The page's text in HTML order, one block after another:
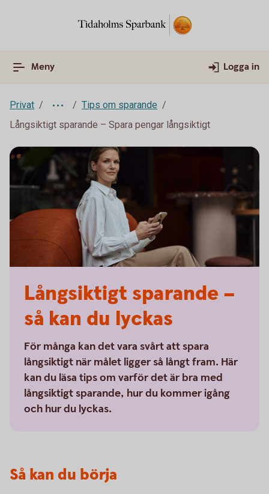
Meny Logga in
Privat
Tips om sparande
Långsiktigt sparande – Spara pengar långsiktigt
Långsiktigt sparande –
så kan du lyckas
För många kan det vara svårt att spara
långsiktigt när målet ligger så långt fram. Här
kan du läsa tips om varför det är bra med
långsiktigt sparande, hur du kommer igång
och hur du lyckas.
Så kan du börja